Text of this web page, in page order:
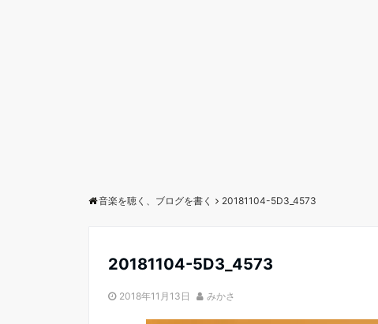
音楽を聴く、ブログを書く 20181104-5D3_4573
20181104-5D3_4573
2018年11月13日 みかさ